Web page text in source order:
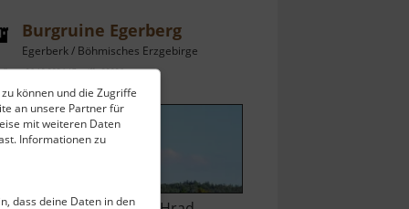
können und die Zugriffe
an unsere Partner für
mit weiteren Daten
Informationen zu
dass deine Daten in den
Burgruine Egerberg
Egerberk / Böhmisches Erzgebirge
vom 06.10.2024 / Zugriffe: 29006
vom aktuellen Standort